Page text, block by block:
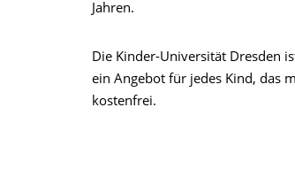
Jahren.
Die Kinder-Universität Dresden
ein Angebot für jedes Kind, das
kostenfrei.